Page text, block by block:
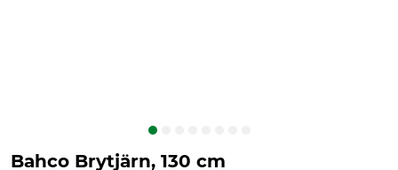
Bahco Brytjärn, 130 cm